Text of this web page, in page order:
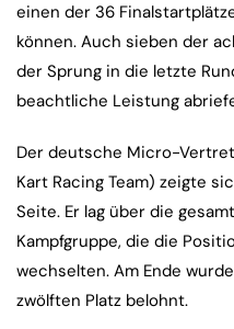
einen der 36
können. Auch sieben der
der Sprung in die letzte
beachtliche Leistung
Der deutsche Micro-
Kart Racing Team) zeigte
Seite. Er lag über die
Kampfgruppe, die die
wechselten. Am Ende
zwölften Platz belohnt.